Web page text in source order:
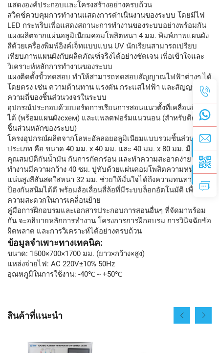
แสดงองค์ประกอบและโครงสร้างอย่างครบถ้วน
สวิตช์ควบคุมการทำงานแสดงการดำเนินงานของระบบ โดยมีไฟ
LED กระพริบเพื่อแสดงสถานะการทำงานของระบบอย่างพร้อมกัน
แผงผลิตจากแผ่นอลูมิเนียมคอมโพสิตหนา 4 มม. พิมพ์ภาพแผนผัง
สีด้วยเครื่องพิมพ์อิงค์เจ็ทแบบแบน UV นักเรียนสามารถเปรียบ
เทียบภาพแผนผังกับผลิตภัณฑ์จริงได้อย่างชัดเจน เพื่อเข้าใจและ
วิเคราะห์หลักการทำงานของระบบ
แผงติดตั้งขั้วทดสอบ ทำให้สามารถทดสอบสัญญาณไฟฟ้าต่างๆ ได้
โดยตรง เช่น ความต้านทาน แรงดัน กระแสไฟฟ้า และสัญญาณ
ความถี่ของชิ้นส่วนวงจรในระบบ
อุปกรณ์ประกอบด้วยบอร์ดการเรียนการสอนแนวตั้งที่เคลื่อนย้าย
ได้ (พร้อมแผนผังсхем) และแพลตฟอร์มแนวนอน (สำหรับติดตั้ง
ชิ้นส่วนหลักของระบบ)
โครงอุปกรณ์ผลิตจากโลหะอัลลอยอลูมิเนียมแบบรวมชิ้นส่วนสอง
ประเภท คือ ขนาด 40 มม. x 40 มม. และ 40 มม. x 80 มม. มี
คุณสมบัติกันน้ำมัน กันการกัดกร่อน และทำความสะอาดง่าย โต๊ะ
ทำงานมีความกว้าง 40 ซม. ปูทับด้วยแผ่นคอมโพสิตความหนา
แน่นสูงสีสันสดใสหนา 32 มม. ช่วยให้มั่นใจได้ถึงความทนทานและ
ป้องกันสนิมได้ดี พร้อมล้อเลื่อนสี่ล้อที่มีระบบล็อกอัตโนมัติ เพื่อ
ความสะดวกในการเคลื่อนย้าย
คู่มือการฝึกอบรมและเอกสารประกอบการสอนอื่นๆ ที่จัดมาพร้อม
กัน จะอธิบายหลักการทำงาน โครงการการฝึกอบรม การวินิจฉัยข้อ
ผิดพลาด และการวิเคราะห์ได้อย่างครบถ้วน
ข้อมูลจำเพาะทางเทคนิค:
ขนาด: 1500×700×1700 มม. (ยาว×กว้าง×สูง)
แหล่งจ่ายไฟ: AC 220V±10% 50Hz
อุณหภูมิในการใช้งาน: -40℃～+50℃
สินค้าที่แนะนำ